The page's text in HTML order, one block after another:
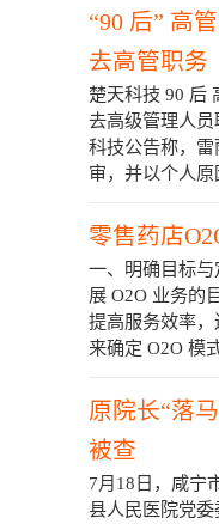
“90 后” 高
去高管职务
楚天科技 90 后
去高级管理人
科技公告称，
审，并以个人
零售药店
一、明确目标
展 O2O 业务的
提高服务效率
来确定 O2O 模
原院长“落
被查
7月18日，咸宁
县人民医院党